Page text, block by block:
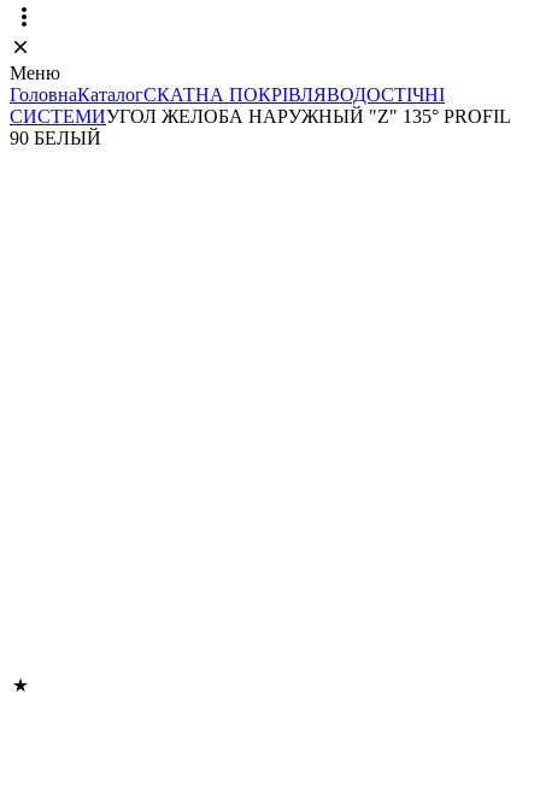
Меню
ГоловнаКаталогСКАТНА ПОКРІВЛЯВОДОСТІЧНІ
СИСТЕМИУГОЛ ЖЕЛОБА НАРУЖНЫЙ "Z" 135° PROFIL
90 БЕЛЫЙ